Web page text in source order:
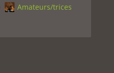
Amateurs/trices